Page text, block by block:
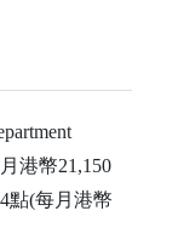
港幣21,150
點(每月港幣